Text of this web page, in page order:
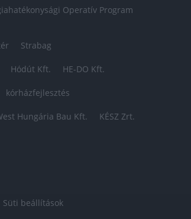
Operatív Program
Strabag
Hódút Kft. HE-DO Kft.
kórházfejlesztés
Hungária Bau Kft. KÉSZ Zrt.
Süti beállítások